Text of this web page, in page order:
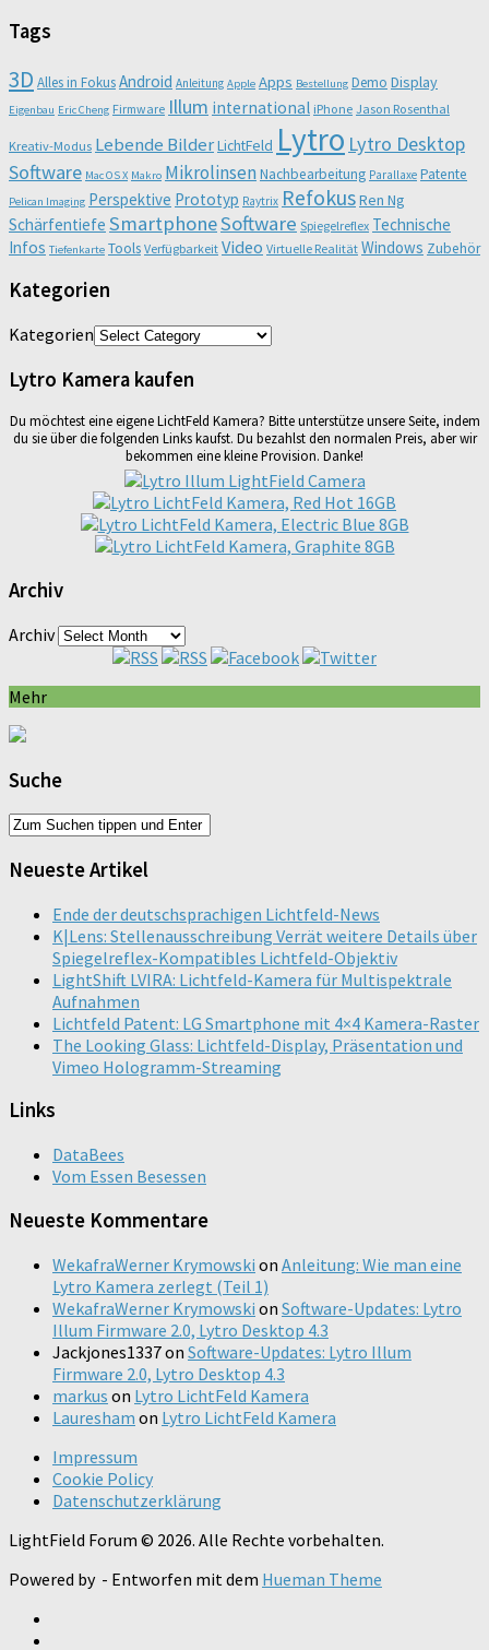
Tags
3D Alles in FokusAndroid Anleitung Apple Apps Bestellung Demo Display
Eigenbau Eric Cheng Firmware Illum international iPhone Jason Rosenthal
Kreativ-Modus Lebende BilderLichtFeld Lytro Lytro Desktop
Software Mac OS X Makro Mikrolinsen Nachbearbeitung Parallaxe Patente
Pelican Imaging Perspektive Prototyp Raytrix RefokusRen Ng
Schärfentiefe SmartphoneSoftware Spiegelreflex Technische
Infos Tiefenkarte Tools Verfügbarkeit Video Virtuelle Realität Windows Zubehör
Kategorien
Kategorien
Lytro Kamera kaufen
Du möchtest eine eigene LichtFeld Kamera? Bitte unterstütze unsere Seite, indem
du sie über die folgenden Links kaufst. Du bezahlst den normalen Preis, aber wir
bekommen eine kleine Provision. Danke!
Archiv
Archiv
Mehr
Suche
Neueste Artikel
Ende der deutschsprachigen Lichtfeld-News
K|Lens: Stellenausschreibung Verrät weitere Details über
Spiegelreflex-Kompatibles Lichtfeld-Objektiv
LightShift LVIRA: Lichtfeld-Kamera für Multispektrale
Aufnahmen
Lichtfeld Patent: LG Smartphone mit 4×4 Kamera-Raster
The Looking Glass: Lichtfeld-Display, Präsentation und
Vimeo Hologramm-Streaming
Links
DataBees
Vom Essen Besessen
Neueste Kommentare
WekafraWerner Krymowski on Anleitung: Wie man eine
Lytro Kamera zerlegt (Teil 1)
WekafraWerner Krymowski on Software-Updates: Lytro
Illum Firmware 2.0, Lytro Desktop 4.3
Jackjones1337on Software-Updates: Lytro Illum
Firmware 2.0, Lytro Desktop 4.3
markus on Lytro LichtFeld Kamera
Lauresham on Lytro LichtFeld Kamera
Impressum
Cookie Policy
Datenschutzerklärung
LightField Forum © 2026. Alle Rechte vorbehalten.
Powered by - Entworfen mit dem Hueman Theme